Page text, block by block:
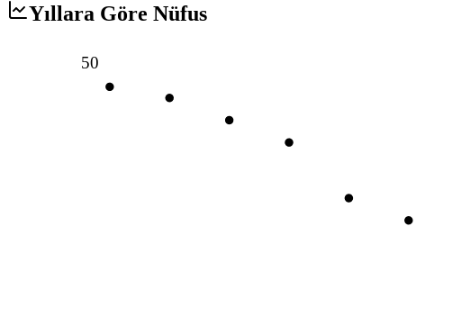
Yıllara Göre Nüfus
50